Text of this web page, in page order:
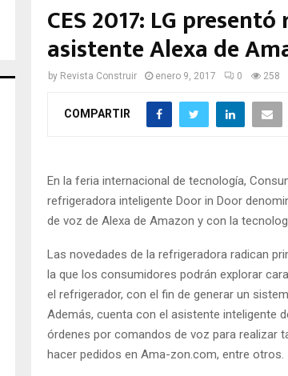
CES 2017: LG
asistente Alexa de
by Revista Construir enero 9, 2017 0 258
COMPARTIR
En la feria internacional de tecnología,
refrigeradora inteligente Door in Door
de voz de Alexa de Amazon y con la
Las novedades de la refrigeradora radican
la que los consumidores podrán explorar
el refrigerador, con el fin de generar un
Además, cuenta con el asistente inteligente
órdenes por comandos de voz para realizar
hacer pedidos en Ama-zon.com, entre otros.